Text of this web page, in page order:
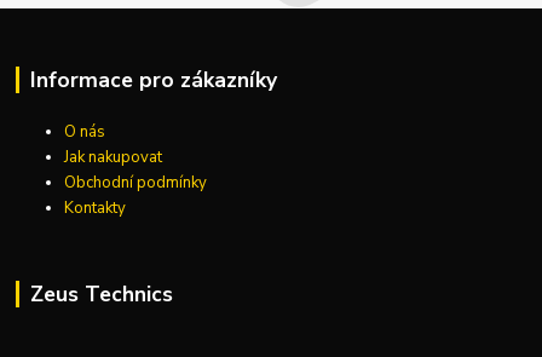
Informace pro zákazníky
O nás
Jak nakupovat
Obchodní podmínky
Kontakty
Zeus Technics